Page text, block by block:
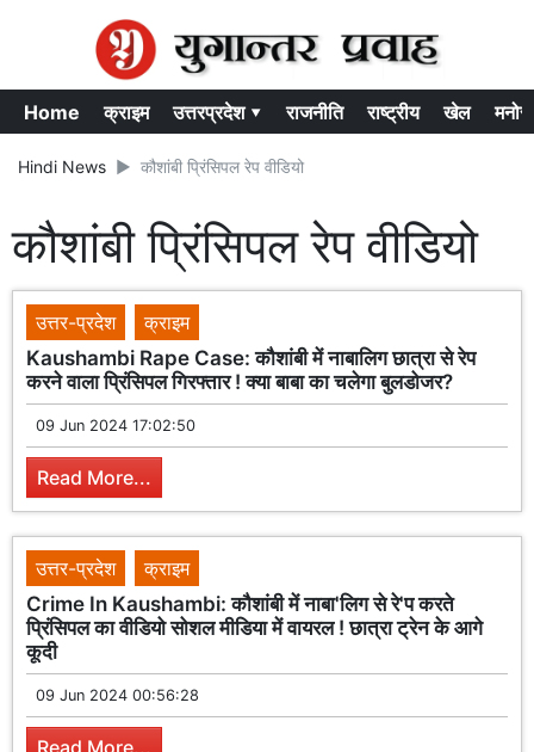
Home क्राइम उत्तरप्रदेश ▾ राजनीति राष्ट्रीय खेल
Hindi News कौशांबी प्रिंसिपल रेप वीडियो
कौशांबी प्रिंसिपल रेप वीडियो
उत्तर-प्रदेश
क्राइम
Kaushambi Rape Case: कौशांबी में नाबालिग छात्रा से रेप
करने वाला प्रिंसिपल गिरफ्तार ! क्या बाबा का चलेगा बुलडोजर?
09 Jun 2024 17:02:50
Read More...
उत्तर-प्रदेश
क्राइम
Crime In Kaushambi: कौशांबी में नाबा'लिग से रे'प करते
प्रिंसिपल का वीडियो सोशल मीडिया में वायरल ! छात्रा ट्रेन के आगे
कूदी
09 Jun 2024 00:56:28
Read More...